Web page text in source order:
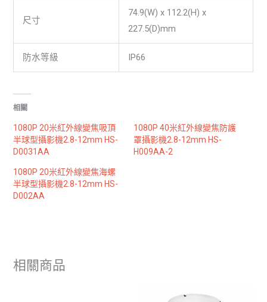
尺寸
74.9(W) x 112.2(H) x
227.5(D)mm
防水等級 IP66
相關
1080P 20米紅外線變焦吸頂
半球型攝影機2.8-12mm HS-
D0031AA
1080P 40米紅外線變焦防護
罩攝影機2.8-12mm HS-
H009AA-2
1080P 20米紅外線變焦海螺
半球型攝影機2.8-12mm HS-
D002AA
相關商品